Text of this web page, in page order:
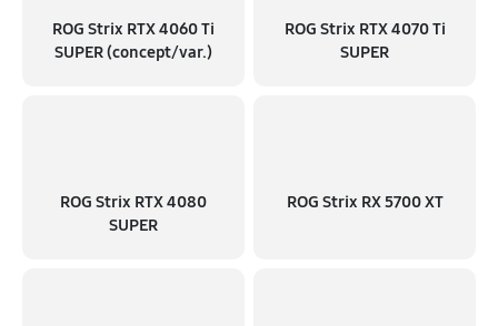
ROG Strix RTX 4060 Ti
SUPER (concept/var.)
ROG Strix RTX 4070 Ti
SUPER
ROG Strix RTX 4080
SUPER
ROG Strix RX 5700 XT